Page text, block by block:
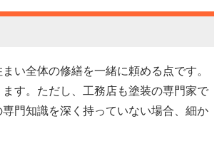
い全体の修繕を一緒に頼める点です。
す。ただし、工務店も塗装の専門家で
門知識を深く持っていない場合、細か